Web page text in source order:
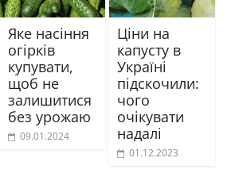
Яке насіння
огірків
купувати,
щоб не
залишитися
без урожаю
09.01.2024
Ціни на
капусту в
Україні
підскочили:
чого
очікувати
надалі
01.12.2023